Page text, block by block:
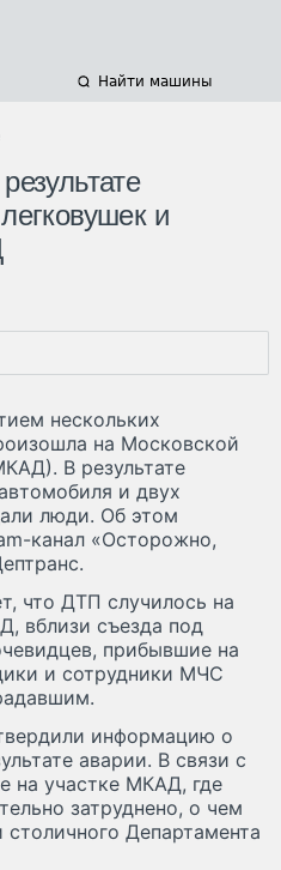
Найти машины
и
нескольких
на Московской
В результате
и двух
люди. Об этом
канал «Осторожно,
что ДТП случилось на
вблизи съезда под
прибывшие на
и сотрудники МЧС
информацию о
аварии. В связи с
на участке МКАД, где
затруднено, о чем
Департамента